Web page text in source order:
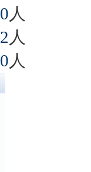
0 人
2 人
0 人